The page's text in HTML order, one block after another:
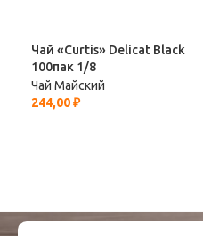
Чай «Curtis» Delicat Black
100пак 1/8
Чай Майский
244,00₽